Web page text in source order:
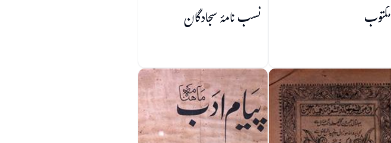
مکتوب نسب نامۂ سجادگان